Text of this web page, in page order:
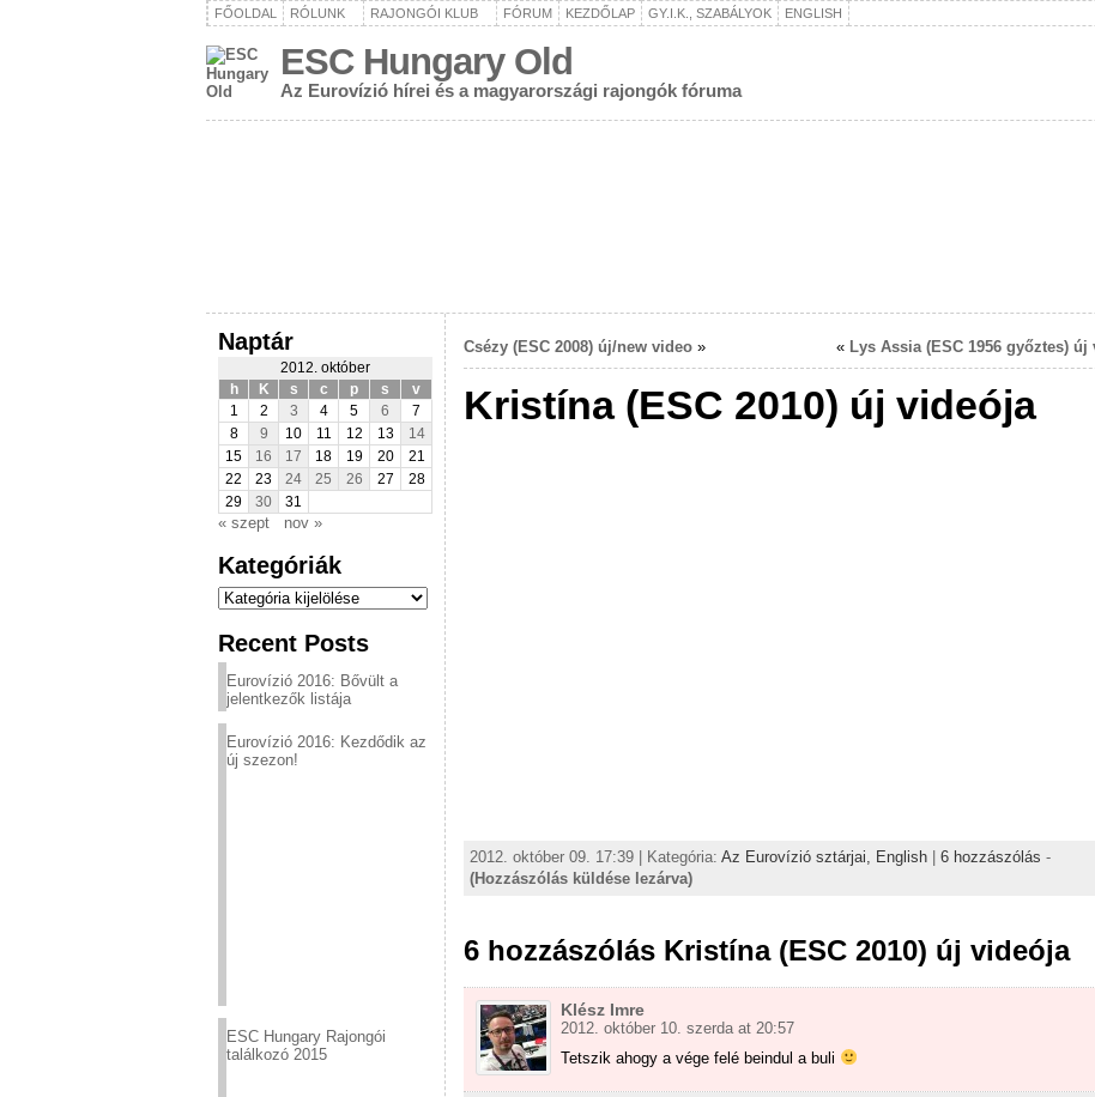
FŐOLDAL RÓLUNK RAJONGÓI KLUB FÓRUM KEZDŐLAP GY.I.K., SZABÁLYOK ENGLISH
ESC Hungary Old
Az Eurovízió hírei és a magyarországi rajongók fóruma
Naptár
2012. október
h
K s c p s
v
1
2 3 4 5 6
7
8
9 10 11 12 13
14
15
16 17 18 19 20
21
22
23 24 25 26 27
28
29
30 31
« szept nov »
Kategóriák
Kategóriák
Recent Posts
Eurovízió 2016: Bővült a
jelentkezők listája
Eurovízió 2016: Kezdődik az
új szezon!
ESC Hungary Rajongói
találkozó 2015
Csézy (ESC 2008) új/new video » « Lys Assia (ESC 1956 győztes) új
Kristína (ESC 2010) új videója
2012. október 09. 17:39 | Kategória: Az Eurovízió sztárjai, English | 6 hozzászólás -
(Hozzászólás küldése lezárva)
6 hozzászólás Kristína (ESC 2010) új videója
Klész Imre
2012. október 10. szerda at 20:57
Tetszik ahogy a vége felé beindul a buli